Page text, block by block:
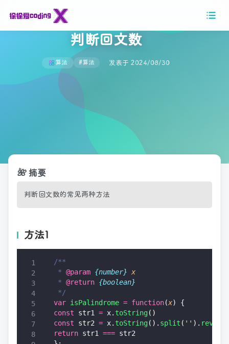
判断回文数
算法 #算法 发表于 2024/08/30
🌺摘要
判断回文数的常见两种方法
判 断回文数的常见两种方法
方法1
/**
* @param {number} x
* @return {boolean}
*/
var isPalindrome = function(x) {
const str1 = x. toString()
const str2 = x. toString(). split ( '' ). reverse
return str1 === str2